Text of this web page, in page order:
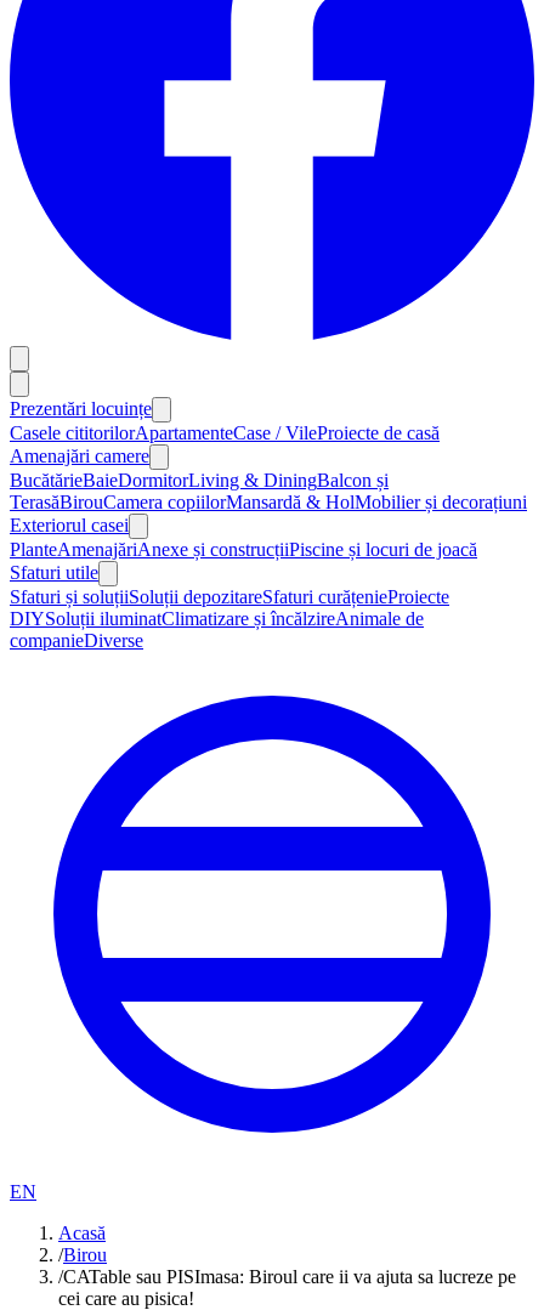
Prezentări locuințe
Casele cititorilorApartamenteCase / VileProiecte de casă
Amenajări camere
BucătărieBaieDormitorLiving & DiningBalcon și
TerasăBirouCamera copiilorMansardă & HolMobilier și decorațiuni
Exteriorul casei
PlanteAmenajăriAnexe și construcțiiPiscine și locuri de joacă
Sfaturi utile
Sfaturi și soluțiiSoluții depozitareSfaturi curățenieProiecte
DIYSoluții iluminatClimatizare și încălzireAnimale de
companieDiverse
EN
Acasă
/Birou
/CATable sau PISImasa: Biroul care ii va ajuta sa lucreze pe
cei care au pisica!